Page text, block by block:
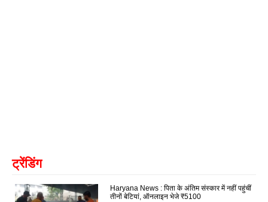
ट्रेंडिंग
Haryana News : पिता के अंतिम संस्कार में नहीं पहुंचीं
तीनों बेटियां, ऑनलाइन भेजे ₹5100